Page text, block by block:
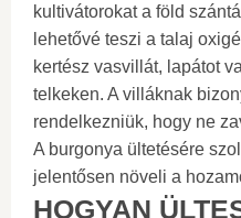
kultivátorokat a föld
lehetővé teszi a talaj
kertész vasvillát, lapátot
telkeken. A villáknak
rendelkezniük, hogy ne
A burgonya ültetésére
jelentősen növeli a
HOGYAN